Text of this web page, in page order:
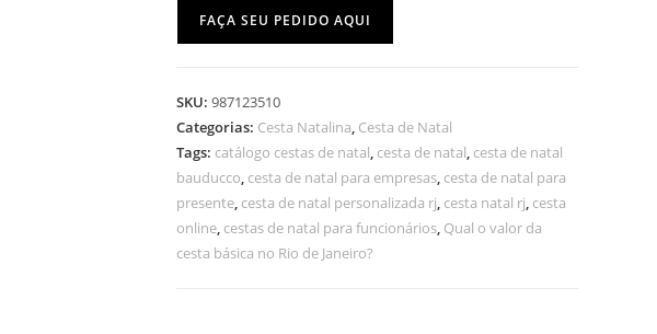
FAÇA SEU PEDIDO AQUI
SKU:987123510
Categorias: Cesta Natalina, Cesta de Natal
Tags: catálogo cestas de natal, cesta de natal, cesta de natal
bauducco, cesta de natal para empresas, cesta de natal para
presente, cesta de natal personalizada rj, cesta natal rj, cesta
online, cestas de natal para funcionários, Qual o valor da
cesta básica no Rio de Janeiro?